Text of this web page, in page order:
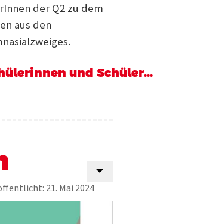
der Q2 zu dem
aus den
und Schüler...
21. Mai 2024